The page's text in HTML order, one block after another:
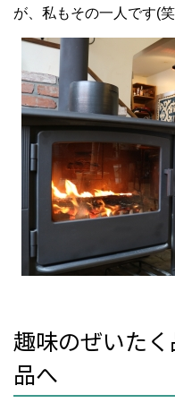
が、私もその一人です(笑
趣味のぜいた
品へ